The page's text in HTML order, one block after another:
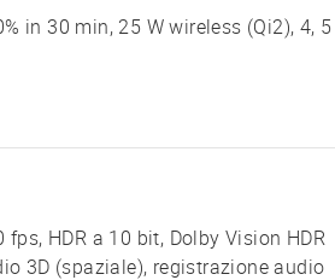
in 30 min, 25 W wireless (Qi2), 4, 5
HDR a 10 bit, Dolby Vision HDR
3D (spaziale), registrazione audio